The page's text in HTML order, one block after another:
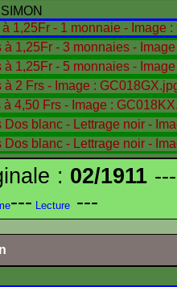
: 02/1911
--- Lecture ---